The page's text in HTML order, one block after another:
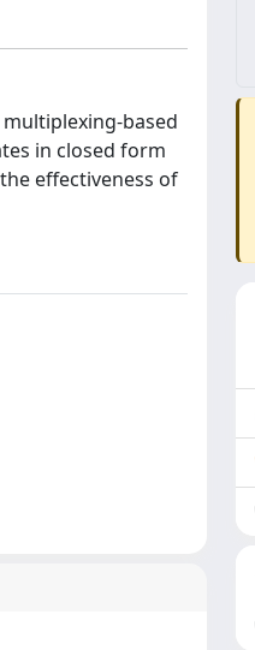
based
in closed form
effectiveness of